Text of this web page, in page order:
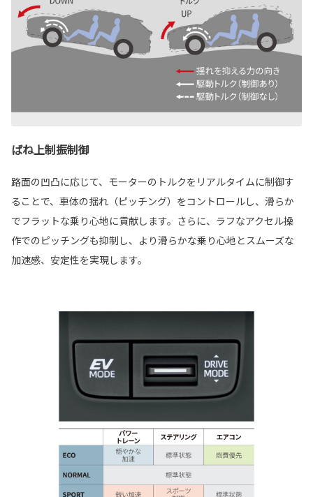
ばね上制振制御
路面の凹凸に応じて、モーターのトルクをリアルタイムに制御す
ることで、車体の揺れ（ピッチング）をコントロールし、滑らか
でフラットな乗り心地に貢献します。さらに、ラフなアクセル操
作でのピッチングも抑制し、より滑らかな乗り心地とスムーズな
加速感、安定性を実現します。